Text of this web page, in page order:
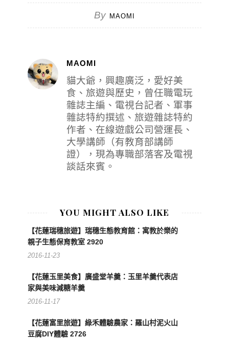
By MAOMI
MAOMI
貓大爺，興趣廣泛，愛好美
食、旅遊與歷史，曾任職電玩
雜誌主編、電視台記者、軍事
雜誌特約撰述、旅遊雜誌特約
作者、在線遊戲公司營運長、
大學講師（有教育部講師
證），現為專職部落客及電視
談話來賓。
YOU MIGHT ALSO LIKE
【花蓮瑞穗旅遊】瑞穗生態教育館：寓教於樂的
親子生態保育教室 2920
2016-11-23
【花蓮玉里美食】廣盛堂羊羹：玉里羊羹代表店
家與美味減糖羊羹
2016-11-17
【花蓮富里旅遊】綠禾體驗農家：羅山村泥火山
豆腐DIY體驗 2726